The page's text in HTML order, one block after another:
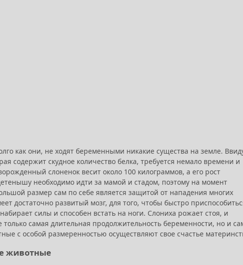
как они, не ходят беременными никакие существа на земле.
содержит скудное количество белка, требуется немало времени и
слоненок весит около 100 килограммов, а его рост
необходимо идти за мамой и стадом, поэтому на момент
размер сам по себе является защитой от нападения многих
достаточно развитый мозг, для того, чтобы быстро
силы и способен встать на ноги. Слониха рожает стоя, и
самая длительная продолжительность беременности, но и
с особой размеренностью осуществляют свое счастье
животные